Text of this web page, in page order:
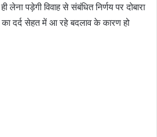
पड़ेगी विवाह से संबंधित निर्णय पर दोबारा
दर्द सेहत में आ रहे बदलाव के कारण हो